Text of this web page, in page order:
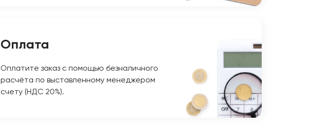
Оплата
Оплатите заказ с помощью безналичного
расчёта по выставленному менеджером
счету (НДС 20%).